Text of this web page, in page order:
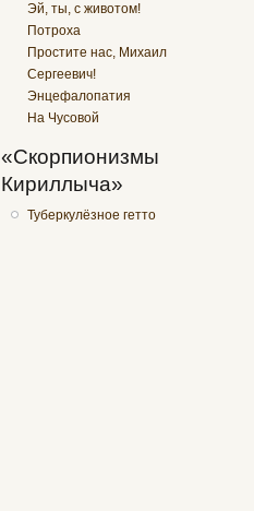
Эй, ты, с животом!
Потроха
Простите нас, Михаил
Сергеевич!
Энцефалопатия
На Чусовой
«Скорпионизмы
Кириллыча»
Туберкулёзное гетто